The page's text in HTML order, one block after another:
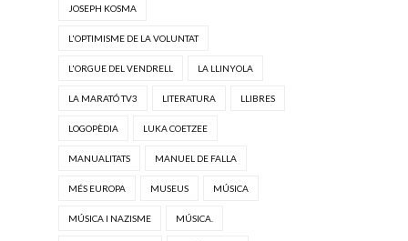
JOSEPH KOSMA
L'OPTIMISME DE LA VOLUNTAT
L'ORGUE DEL VENDRELL LA LLINYOLA
LA MARATÓ TV3 LITERATURA LLIBRES
LOGOPÈDIA LUKA COETZEE
MANUALITATS MANUEL DE FALLA
MÉS EUROPA MUSEUS MÚSICA
MÚSICA I NAZISME MÚSICA.